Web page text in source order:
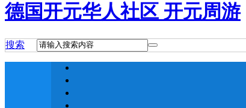
德国开元华人社区 开元周游
搜索